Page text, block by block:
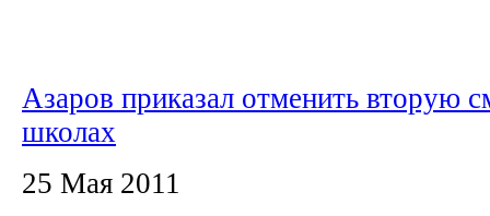
Азаров приказал отменить вторую
школах
25 Мая 2011